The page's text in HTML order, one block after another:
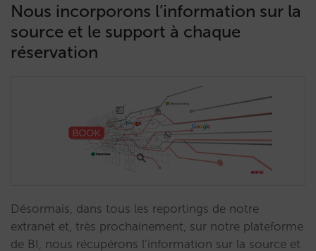
Nous incorporons l’information sur la
source et le support à chaque
réservation
Désormais, dans tous les reportings de notre
extranet et, très prochainement, sur notre plateforme
de BI, nous récupérons l’information sur la source et